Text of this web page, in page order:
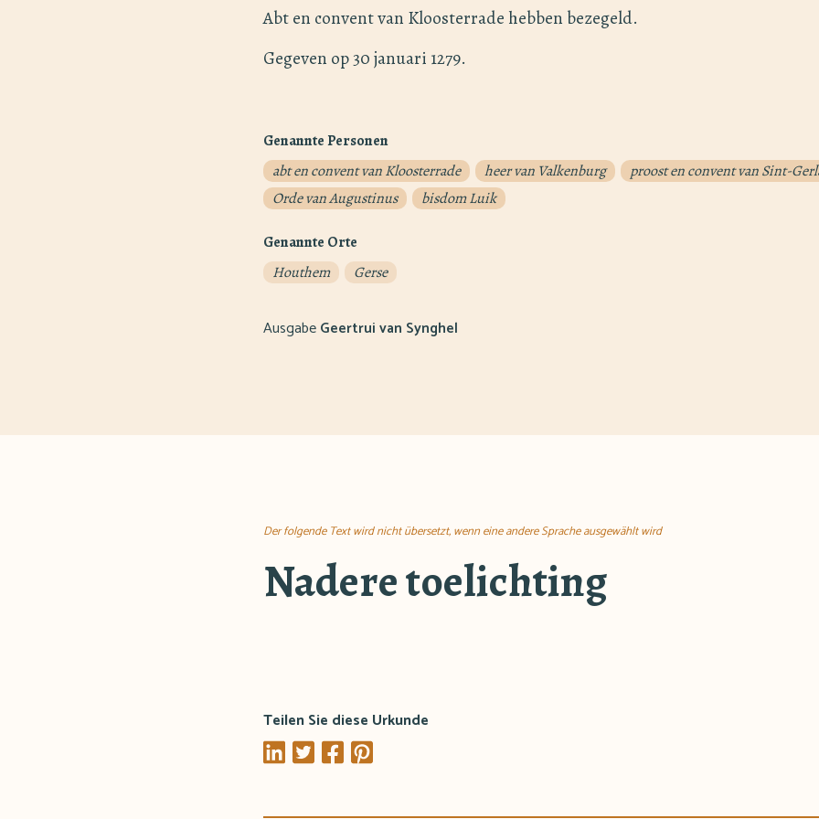
Abt en convent van Kloosterrade hebben bezegeld.
Gegeven op 30 januari 1279.
Genannte Personen
abt en convent van Kloosterrade
heer van Valkenburg
proost en convent van Sint-
Orde van Augustinus
bisdom Luik
Genannte Orte
Houthem
Gerse
AusgabeGeertrui van Synghel
Der folgende Text wird nicht übersetzt, wenn eine andere Sprache ausgewählt wird
Nadere toelichting
Teilen Sie diese Urkunde